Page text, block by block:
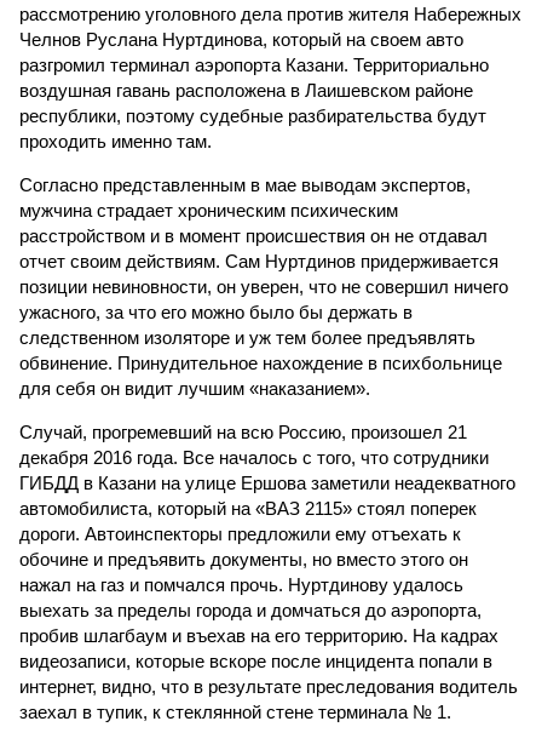
рассмотрению уголовного дела против жителя Набережных
Челнов Руслана Нуртдинова, который на своем авто
разгромил терминал аэропорта Казани. Территориально
воздушная гавань расположена в Лаишевском районе
республики, поэтому судебные разбирательства будут
проходить именно там.
Согласно представленным в мае выводам экспертов,
мужчина страдает хроническим психическим
расстройством и в момент происшествия он не отдавал
отчет своим действиям. Сам Нуртдинов придерживается
позиции невиновности, он уверен, что не совершил ничего
ужасного, за что его можно было бы держать в
следственном изоляторе и уж тем более предъявлять
обвинение. Принудительное нахождение в психбольнице
для себя он видит лучшим «наказанием».
Случай, прогремевший на всю Россию, произошел 21
декабря 2016 года. Все началось с того, что сотрудники
ГИБДД в Казани на улице Ершова заметили неадекватного
автомобилиста, который на «ВАЗ 2115» стоял поперек
дороги. Автоинспекторы предложили ему отъехать к
обочине и предъявить документы, но вместо этого он
нажал на газ и помчался прочь. Нуртдинову удалось
выехать за пределы города и домчаться до аэропорта,
пробив шлагбаум и въехав на его территорию. На кадрах
видеозаписи, которые вскоре после инцидента попали в
интернет, видно, что в результате преследования водитель
заехал в тупик, к стеклянной стене терминала № 1.